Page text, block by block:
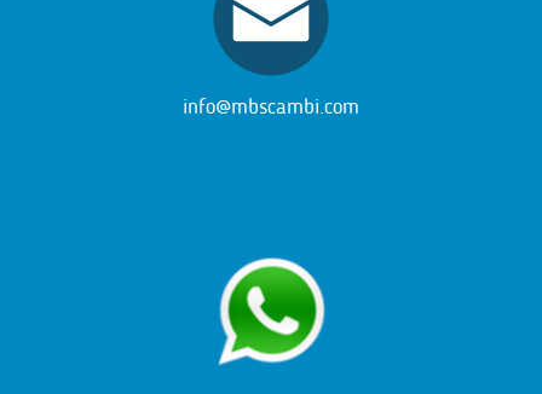
info@mbscambi.com